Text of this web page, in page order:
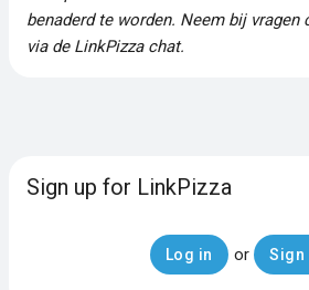
benaderd te worden. Neem bij vragen
via de LinkPizza chat.
Sign up for LinkPizza
Log in or Sign